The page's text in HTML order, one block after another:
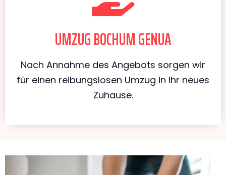
UMZUG BOCHUM GENUA
Nach Annahme des Angebots sorgen wir
für einen reibungslosen Umzug in Ihr neues
Zuhause.